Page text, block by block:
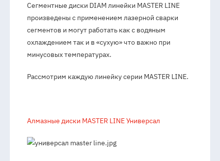
Сегментные диски DIAM линейки MASTER LINE
произведены с применением лазерной сварки
сегментов и могут работать как с водяным
охлаждением так и в «сухую» что важно при
минусовых температурах.
Рассмотрим каждую линейку серии MASTER LINE.
Алмазные диски MASTER LINE Универсал